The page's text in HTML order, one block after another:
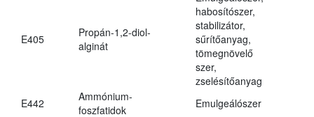
E405
Propán-1,2-diol-
alginát
habosítószer,
stabilizátor,
sűrítőanyag,
tömegnövelő
szer,
zselésítőanyag
E442
Ammónium-
foszfatidok
Emulgeálószer